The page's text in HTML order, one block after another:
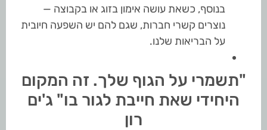
בנוסף, כשאת עושה אימון בזוג או בקבוצה —
נוצרים קשרי חברות, שגם להם יש השפעה חיובית
על הבריאות שלנו.
"תשמרי על הגוף שלך. זה המקום
היחידי שאת חייבת לגור בו" ג'ים
רון